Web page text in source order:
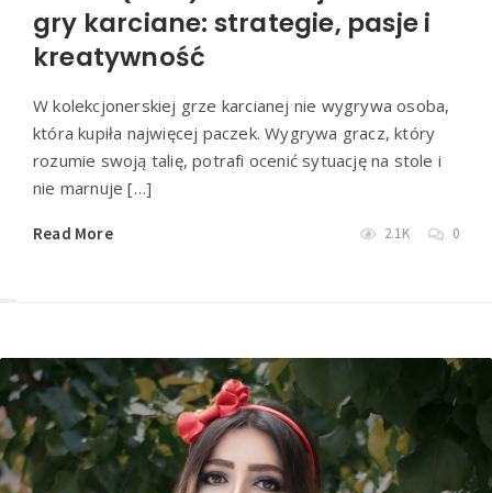
gry karciane: strategie, pasje i
kreatywność
W kolekcjonerskiej grze karcianej nie wygrywa osoba,
która kupiła najwięcej paczek. Wygrywa gracz, który
rozumie swoją talię, potrafi ocenić sytuację na stole i
nie marnuje […]
Read More 2.1K 0